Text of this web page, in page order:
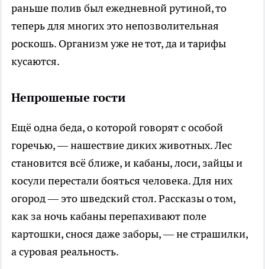
раньше полив был ежедневной рутиной, то
теперь для многих это непозволительная
роскошь. Организм уже не тот, да и тарифы
кусаются.
Непрошеные гости
Ещё одна беда, о которой говорят с особой
горечью, — нашествие диких животных. Лес
становится всё ближе, и кабаны, лоси, зайцы и
косули перестали бояться человека. Для них
огород — это шведский стол. Рассказы о том,
как за ночь кабаны перепахивают поле
картошки, снося даже заборы, — не страшилки,
а суровая реальность.